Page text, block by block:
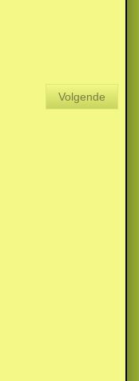
Volgende